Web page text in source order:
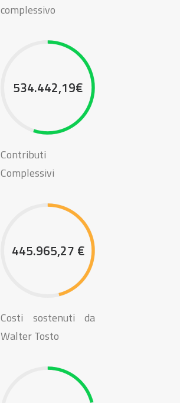
complessivo
534.442,19€
Contributi
Complessivi
445.965,27 €
Costi sostenuti da
Walter Tosto